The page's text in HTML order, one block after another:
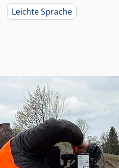
Leichte Sprache